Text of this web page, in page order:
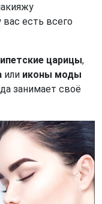
есть всего
царицы,
или иконы моды
занимает своё